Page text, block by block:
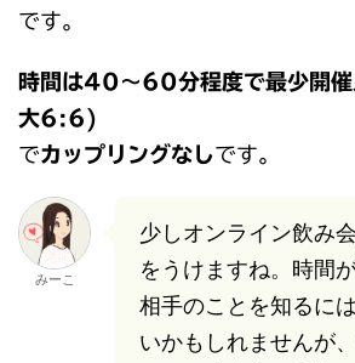
です。
時間は40～60分程度で最少開
大6:6)
でカップリングなしです。
みーこ
少しオンライン飲み
をうけますね。時間
相手のことを知るに
いかもしれませんが